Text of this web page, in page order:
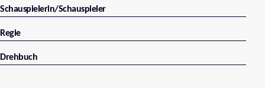
Schauspielerin/Schauspieler
Regie
Drehbuch